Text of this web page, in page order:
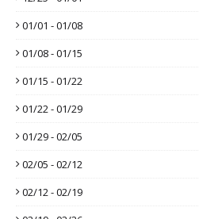
01/01 - 01/08
01/08 - 01/15
01/15 - 01/22
01/22 - 01/29
01/29 - 02/05
02/05 - 02/12
02/12 - 02/19